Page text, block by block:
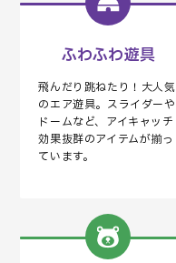
ふわふわ遊具
飛んだり跳ねたり！大人気
のエア遊具。スライダーや
ドームなど、アイキャッチ
効果抜群のアイテムが揃っ
ています。